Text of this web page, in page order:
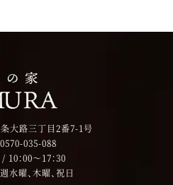
大路三丁目2番7-1号
0570-035-088
10：00～17：30
水曜、木曜、祝日